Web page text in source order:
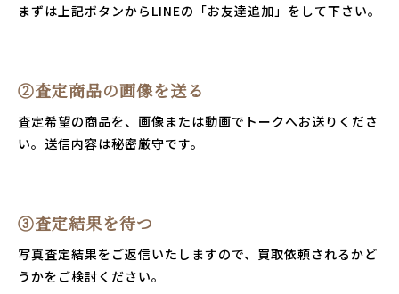
まずは上記ボタンからLINEの「お友達追加」をして下さい。
②査定商品の画像を送る
査定希望の商品を、画像または動画でトークへお送りくださ
い。送信内容は秘密厳守です。
③査定結果を待つ
写真査定結果をご返信いたしますので、買取依頼されるかど
うかをご検討ください。